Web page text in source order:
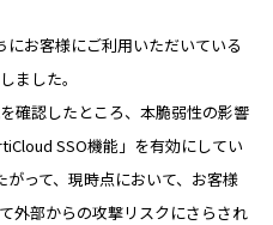
お客様にご利用いただいている
ました。
確認したところ、本脆弱性の影響
SSO機能」を有効にしてい
って、現時点において、お客様
外部からの攻撃リスクにさらされ